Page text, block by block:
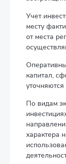
Учет
месту
от места
капитал,
По видам
характера